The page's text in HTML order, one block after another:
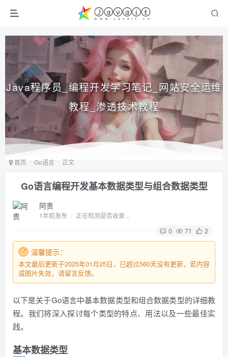
Java程序员_编程开发学习笔记_网站安全运维
教程_渗透技术教程
首页 Go语言 正文
Go语言编程开发基本数据类型与组合数据类型
阿贵
1年前发布 / 正在检测是否收录...
0 71 2
温馨提示：
本文最后更新于2025年01月25日，已超过560天没有更新，若内容
或图片失效，请留言反馈。
以下是关于Go语言中基本数据类型和组合数据类型的详细教
程。我们将深入探讨每个类型的特点、用法以及一些最佳实
践。
基本数据类型